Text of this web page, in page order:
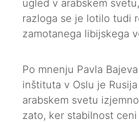
ugled v arabskem
razloga se je lotilo tudi
zamotanega libijskega
Po mnenju Pavla
inštituta v Oslu je
arabskem svetu
zato, ker stabilnost